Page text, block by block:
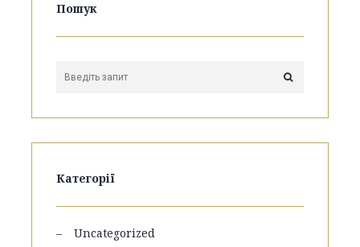
Пошук
Категорії
Uncategorized